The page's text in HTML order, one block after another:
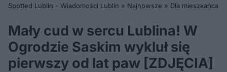
Spotted Lublin - Wiadomości Lublin » Najnowsze » Dla mieszkańca
Mały cud w sercu Lublina! W
Ogrodzie Saskim wykluł się
pierwszy od lat paw [ZDJĘCIA]